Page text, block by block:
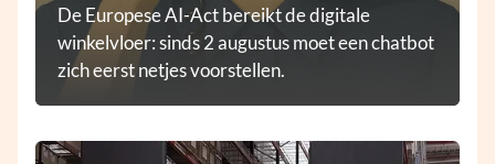
De Europese AI-Act bereikt de digitale
winkelvloer: sinds 2 augustus moet een chatbot
zich eerst netjes voorstellen.